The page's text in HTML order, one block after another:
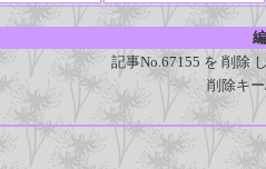
記事No.67155 を 削除
削除キ